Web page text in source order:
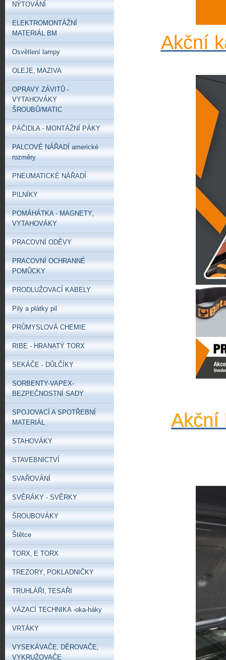
Akční
Akční
NÝTOVÁNÍ
ELEKTROMONTÁŽNÍ
MATERIÁL BM
Osvětlení lampy
OLEJE‚ MAZIVA
OPRAVY ZÁVITŮ -
VYTAHOVÁKY
ŠROUBŮ/MATIC
PÁČIDLA - MONTÁŽNÍ PÁKY
PALCOVÉ NÁŘADÍ americké
rozměry
PNEUMATICKÉ NÁŘADÍ
PILNÍKY
POMÁHÁTKA - MAGNETY‚
VYTAHOVÁKY
PRACOVNÍ ODĚVY
PRACOVNÍ OCHRANNÉ
POMŮCKY
PRODLUŽOVACÍ KABELY
Pily a plátky pil
PRŮMYSLOVÁ CHEMIE
RIBE - HRANATÝ TORX
SEKÁČE - DŮLČÍKY
SORBENTY-VAPEX-
BEZPEČNOSTNÍ SADY
SPOJOVACÍ A SPOTŘEBNÍ
MATERIÁL
STAHOVÁKY
STAVEBNICTVÍ
SVAŘOVÁNÍ
SVĚRÁKY - SVĚRKY
ŠROUBOVÁKY
Štětce
TORX‚ E TORX
TREZORY‚ POKLADNIČKY
TRUHLÁŘI‚ TESAŘI
VÁZACÍ TECHNIKA -oka-háky
VRTÁKY
VYSEKÁVAČE‚ DĚROVAČE‚
VYKRUŽOVAČE